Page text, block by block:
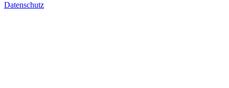
Datenschutz